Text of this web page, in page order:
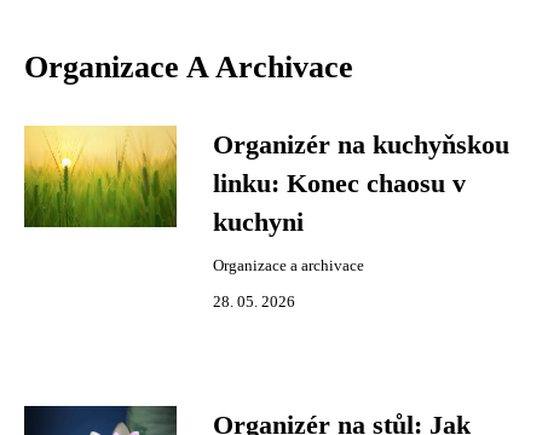
Organizace A Archivace
Organizér na kuchyňskou
linku: Konec chaosu v
kuchyni
Organizace a archivace
28. 05. 2026
Organizér na stůl: Jak